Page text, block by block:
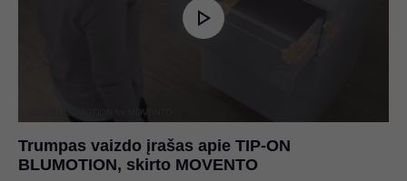
Trumpas vaizdo įrašas apie TIP-ON
BLUMOTION, skirto MOVENTO